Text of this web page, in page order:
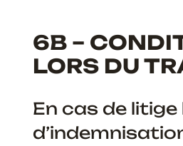
6B –
LORS DU
En cas de